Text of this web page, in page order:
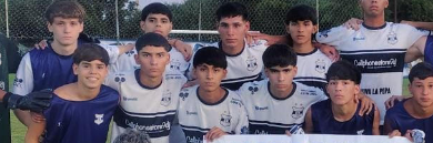
Dirección de correo electrónico*
Nombre